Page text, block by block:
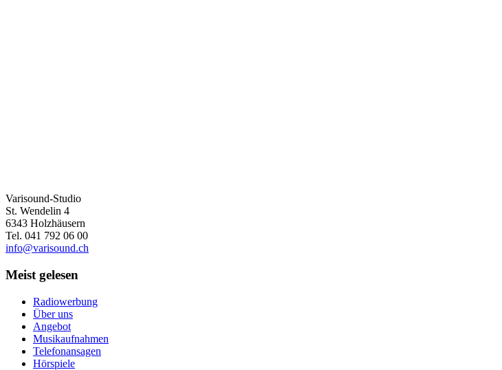
Varisound-Studio
St. Wendelin 4
6343 Holzhäusern
Tel. 041 792 06 00
info@varisound.ch
Meist gelesen
Radiowerbung
Über uns
Angebot
Musikaufnahmen
Telefonansagen
Hörspiele